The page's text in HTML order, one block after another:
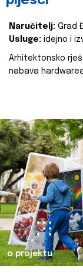
Naručitelj: Grad
Usluge: idejno i
Arhitektonsko
nabava
o projektu